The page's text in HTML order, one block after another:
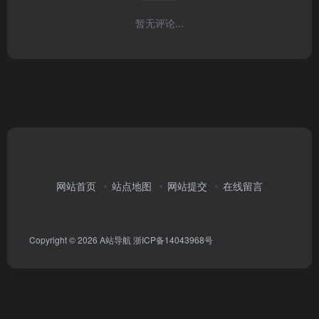
暂无评论...
网站首页 站点地图 网站提交 在线留言
Copyright © 2026 A站导航 浙ICP备14043968号